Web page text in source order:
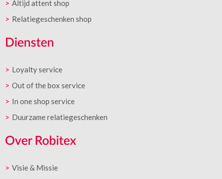
Altijd attent shop
Relatiegeschenken shop
Diensten
Loyalty service
Out of the box service
In one shop service
Duurzame relatiegeschenken
Over Robitex
Visie & Missie